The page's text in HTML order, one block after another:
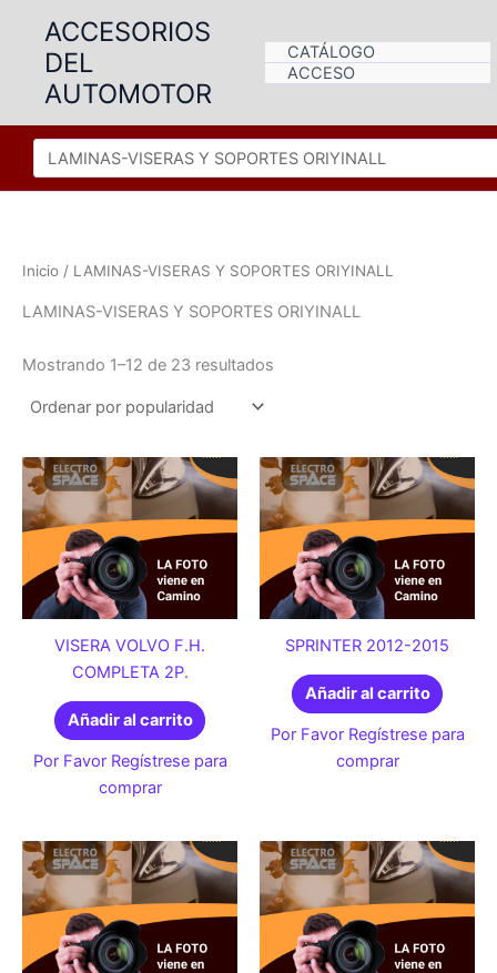
contenido
ACCESORIOS
DEL
AUTOMOTOR
CATÁLOGO
ACCESO
Inicio / LAMINAS-VISERAS Y SOPORTES ORIYINALL
LAMINAS-VISERAS Y SOPORTES ORIYINALL
Mostrando 1–12 de 23 resultados
VISERA VOLVO F.H.
COMPLETA 2P.
Añadir al carrito
Por Favor Regístrese para
comprar
SPRINTER 2012-2015
Añadir al carrito
Por Favor Regístrese para
comprar